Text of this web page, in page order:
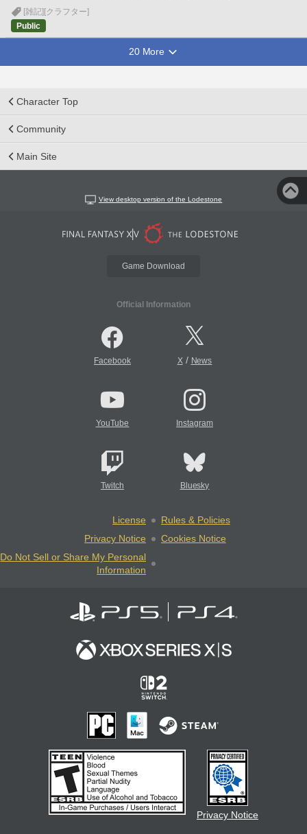
[雑記] [クラフター]
Public
20 More
Character Top
Community
Main Site
View desktop version of the Lodestone
Game Download
Official Information
Facebook X/ News
YouTube Instagram
Twitch Bluesky
License
Rules & Policies
Privacy Notice
Cookies Notice
Do Not Sell or Share My Personal
Information
Privacy Notice